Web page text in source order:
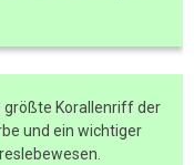
größte Korallenriff der
und ein wichtiger